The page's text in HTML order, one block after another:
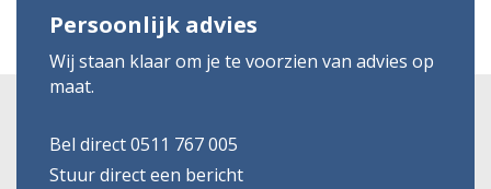
Persoonlijk advies
Wij staan klaar om je te voorzien van advies op
maat.
Bel direct 0511 767 005
Stuur direct een bericht